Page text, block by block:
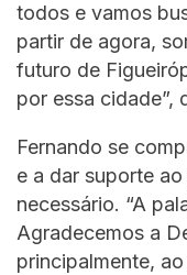
todos e vamos
partir de agora,
futuro de
por essa cidade”,
Fernando se
e a dar suporte
necessário. “A
Agradecemos a
principalmente,